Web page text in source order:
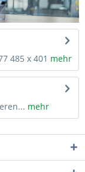
485 x 401 mehr
mehr